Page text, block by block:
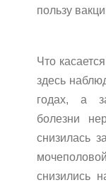
пользу
Что
здесь
годах, а
болезни
снизилась
снизились